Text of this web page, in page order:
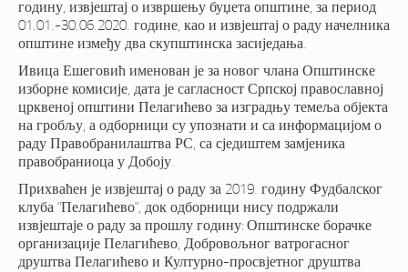
годину, извјештај о извршењу буџета општине, за период
01.01.-30.06.2020. године, као и извјештај о раду начелника
општине између два скупштинска засиједања.
Ивица Ешеговић именован је за новог члана Општинске
изборне комисије, дата је сагласност Српској православној
црквеној општини Пелагићево за изградњу темеља објекта
на гробљу, а одборници су упознати и са информацијом о
раду Правобранилаштва РС, са сједиштем замјеника
правобраниоца у Добоју.
Прихваћен је извјештај о раду за 2019. годину Фудбалског
клуба "Пелагићево", док одборници нису подржали
извјештаје о раду за прошлу годину: Општинске борачке
организације Пелагићево, Добровољног ватрогасног
друштва Пелагићево и Културно-просвјетног друштва